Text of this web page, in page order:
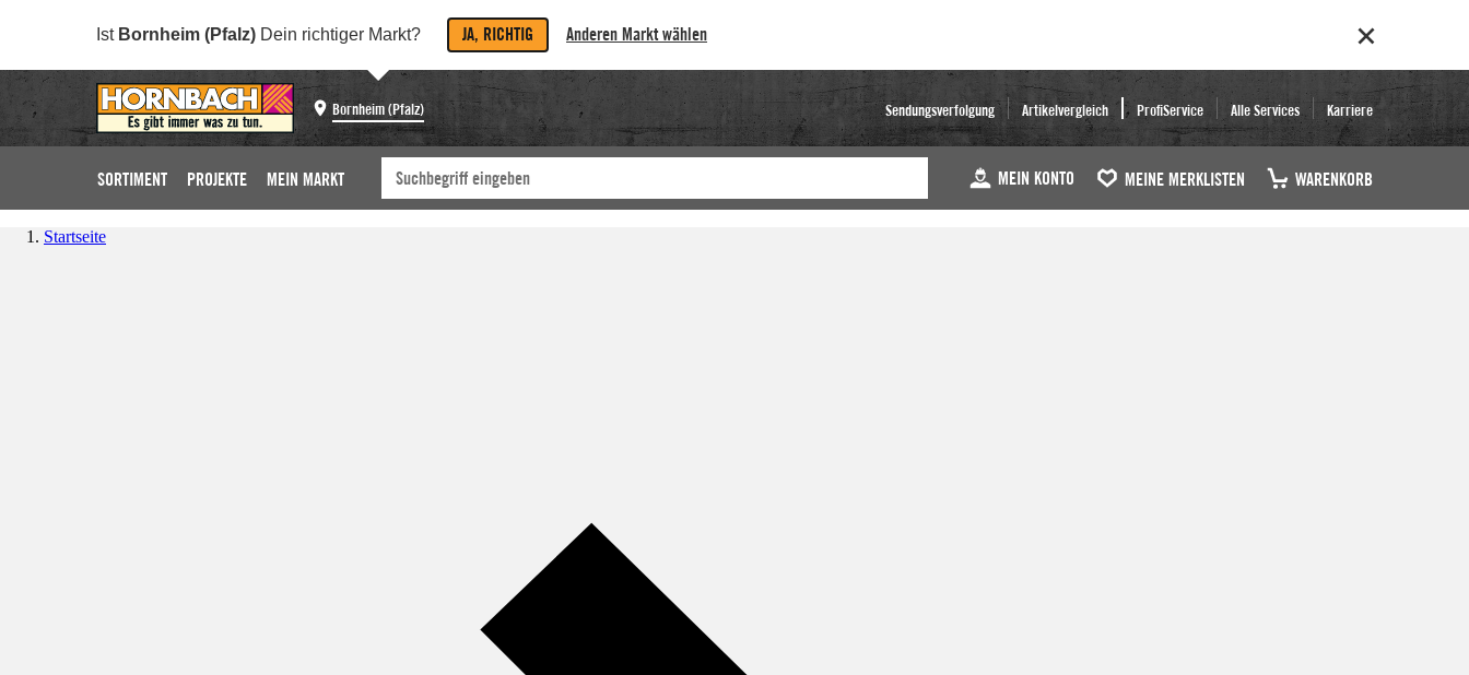
Ist Bornheim (Pfalz) Dein richtiger Markt? JA, RICHTIG Anderen Markt wählen
Bornheim (Pfalz) Sendungsverfolgung Artikelvergleich ProfiService Alle Services Karriere
SORTIMENT PROJEKTE MEIN MARKT MEIN KONTO MEINE MERKLISTEN WARENKORB
Startseite